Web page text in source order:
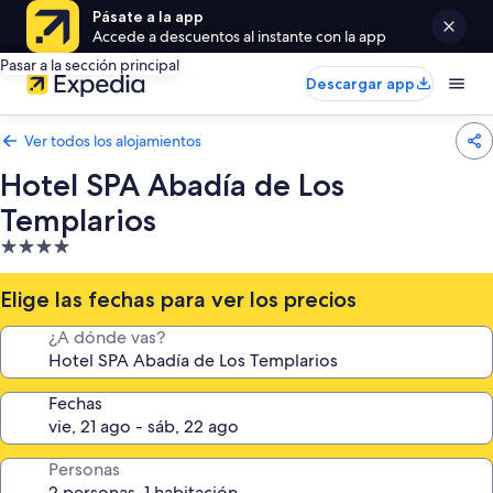
Pásate a la app
Accede a descuentos al instante con la app
Pasar a la sección principal
Descargar app
Ver todos los alojamientos
Hotel SPA Abadía de Los
Templarios
Alojamiento
de
4.0 estrellas
Elige las fechas para ver los precios
¿A dónde vas?
Fechas
Personas